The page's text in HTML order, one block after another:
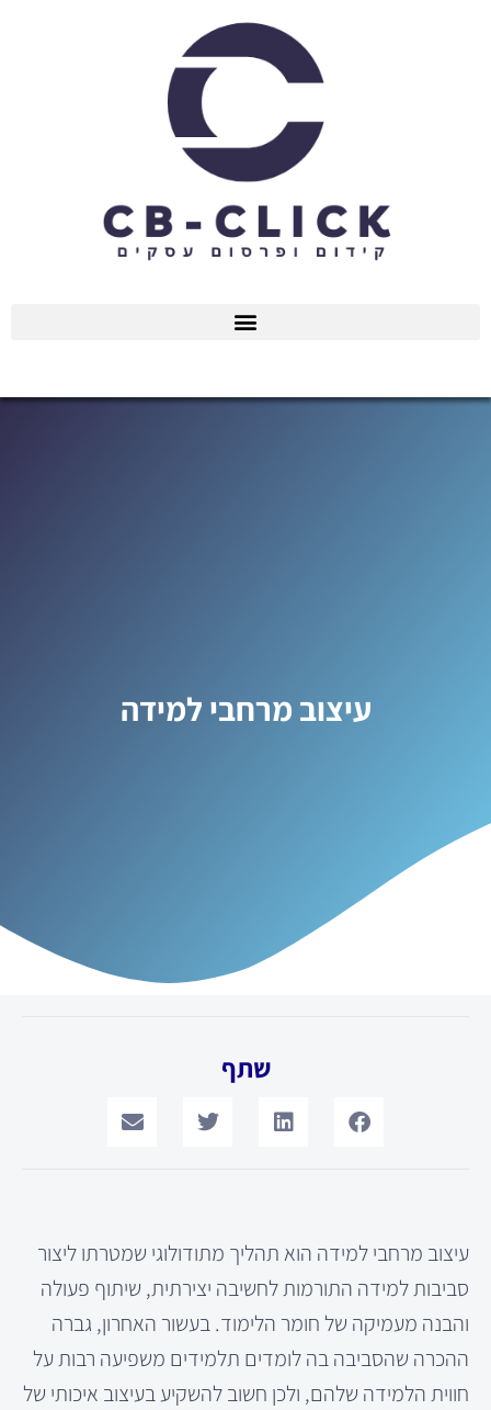
עיצוב מרחבי למידה
שתף
עיצוב מרחבי למידה הוא תהליך מתודולוגי שמטרתו ליצור
סביבות למידה התורמות לחשיבה יצירתית, שיתוף פעולה
והבנה מעמיקה של חומר הלימוד. בעשור האחרון, גברה
ההכרה שהסביבה בה לומדים תלמידים משפיעה רבות על
חווית הלמידה שלהם, ולכן חשוב להשקיע בעיצוב איכותי של